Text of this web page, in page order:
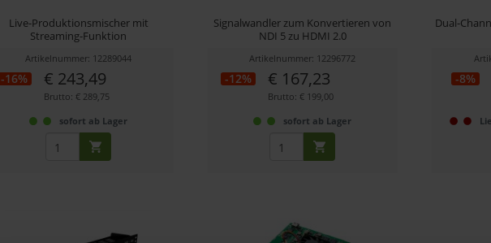
Live-Produktionsmischer mit
Streaming-Funktion
Artikelnummer: 12289044
-16% € 243,49
Brutto: € 289,75
sofort ab Lager
Signalwandler zum Konvertieren von
NDI 5 zu HDMI 2.0
Artikelnummer: 12296772
-12% € 167,23
Brutto: € 199,00
sofort ab Lager
Dual-
-8%